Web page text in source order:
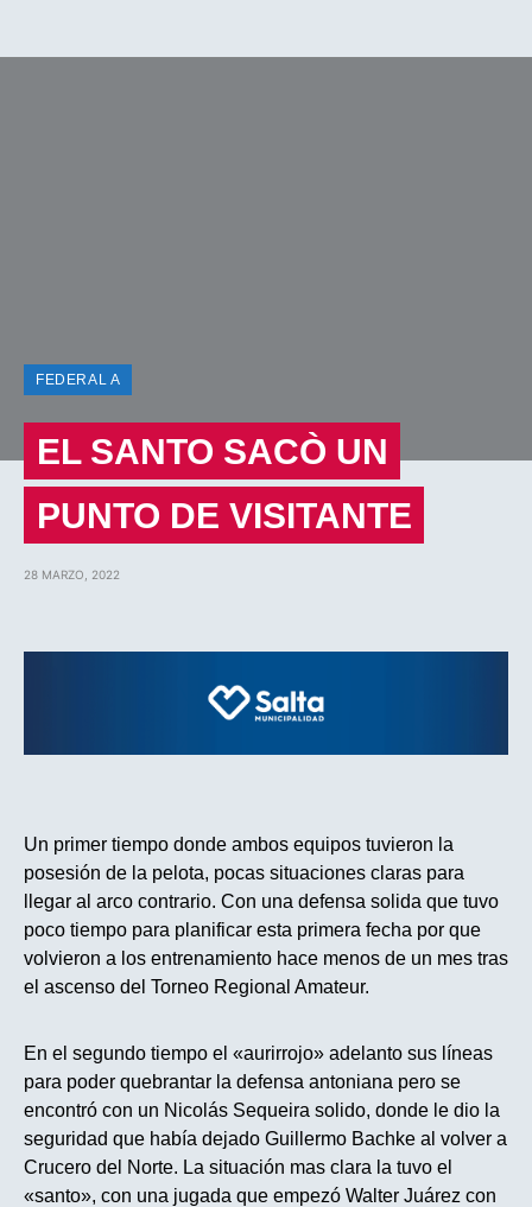
FEDERAL A
EL SANTO SACÒ UN
PUNTO DE VISITANTE
28 MARZO, 2022
Un primer tiempo donde ambos equipos tuvieron la
posesión de la pelota, pocas situaciones claras para
llegar al arco contrario. Con una defensa solida que tuvo
poco tiempo para planificar esta primera fecha por que
volvieron a los entrenamiento hace menos de un mes tras
el ascenso del Torneo Regional Amateur.
En el segundo tiempo el «aurirrojo» adelanto sus líneas
para poder quebrantar la defensa antoniana pero se
encontró con un Nicolás Sequeira solido, donde le dio la
seguridad que había dejado Guillermo Bachke al volver a
Crucero del Norte. La situación mas clara la tuvo el
«santo», con una jugada que empezó Walter Juárez con